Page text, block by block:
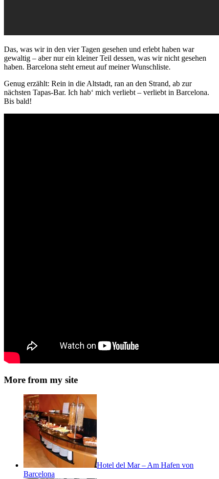
Das, was wir in den vier Tagen gesehen und erlebt haben war
gewaltig – aber nur ein kleiner Teil dessen, was wir nicht gesehen
haben. Barcelona steht erneut auf meiner Wunschliste.
Genug erzählt: Rein in die Altstadt, ran an den Strand, ab zur
nächsten Tapas-Bar. Ich hab‘ mich verliebt – verliebt in Barcelona.
Bis bald!
More from my site
Hotel del Mar – Am Hafen von
Barcelona